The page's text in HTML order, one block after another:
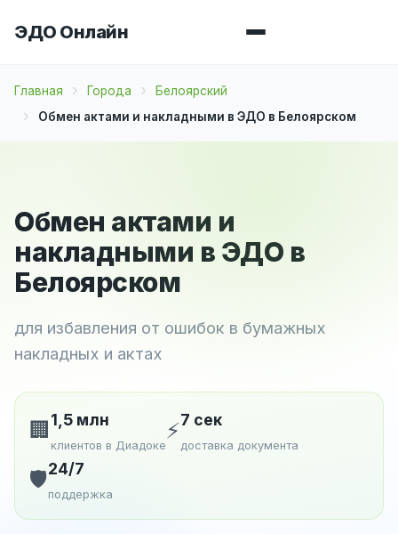
ЭДО Онлайн
Главная Города
Белоярский
Обмен актами и накладными в ЭДО в Белоярском
Обмен актами и
накладными в ЭДО в
Белоярском
для избавления от ошибок в бумажных
накладных и актах
🏢 1,5 млн
клиентов в Диадоке
⚡7 сек
доставка документа
🛡️24/7
поддержка